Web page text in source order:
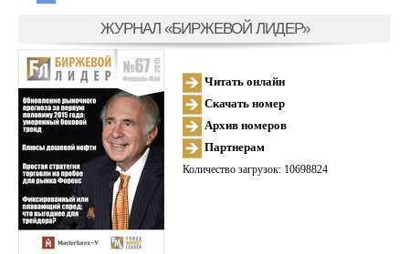
ЖУРНАЛ «БИРЖЕВОЙ ЛИДЕР»
Читать онлайн
Скачать номер
Архив номеров
Партнерам
Количество загрузок: 10698824